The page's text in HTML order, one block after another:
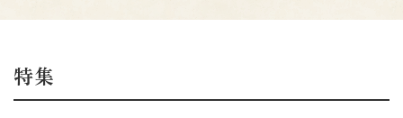
特集